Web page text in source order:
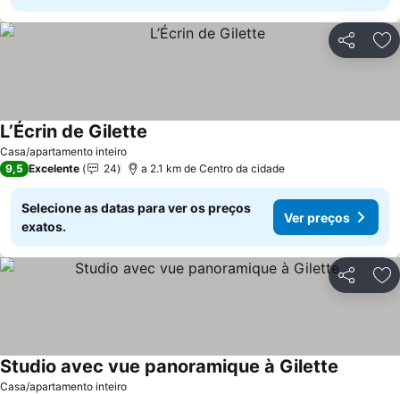
Partilhar
Casa/apartamento inteiro
L’Écrin de Gilette
9,5 Excelente 24 a 2.1 km de Centro da cidade
Selecione as datas para ver os preços
exatos.
Ver preços
Partilhar
Casa/apartamento inteiro
Studio avec vue panoramique à Gilette